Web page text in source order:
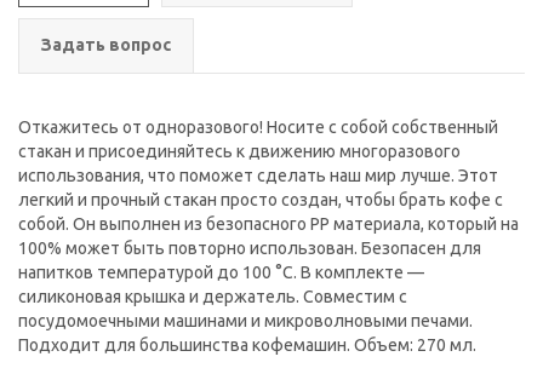
Задать вопрос
Откажитесь от одноразового! Носите с собой собственный
стакан и присоединяйтесь к движению многоразового
использования, что поможет сделать наш мир лучше. Этот
легкий и прочный стакан просто создан, чтобы брать кофе с
собой. Он выполнен из безопасного PP материала, который на
100% может быть повторно использован. Безопасен для
напитков температурой до 100 °C. В комплекте —
силиконовая крышка и держатель. Совместим с
посудомоечными машинами и микроволновыми печами.
Подходит для большинства кофемашин. Объем: 270 мл.